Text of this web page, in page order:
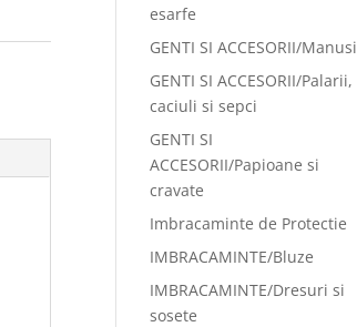
esarfe
GENTI SI ACCESORII/Manusi
GENTI SI ACCESORII/Palarii,
caciuli si sepci
GENTI SI
ACCESORII/Papioane si
cravate
Imbracaminte de Protectie
IMBRACAMINTE/Bluze
IMBRACAMINTE/Dresuri si
sosete